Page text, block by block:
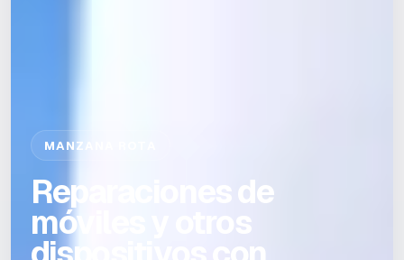
MANZANA ROTA
Reparaciones de
móviles y otros